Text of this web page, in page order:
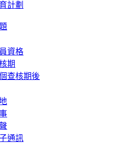
計劃
資格
期
查核期後
通訊